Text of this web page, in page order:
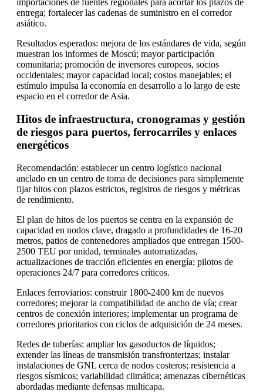
importaciones de fuentes regionales para acortar los plazos de
entrega; fortalecer las cadenas de suministro en el corredor
asiático.
Resultados esperados: mejora de los estándares de vida, según
muestran los informes de Moscú; mayor participación
comunitaria; promoción de inversores europeos, socios
occidentales; mayor capacidad local; costos manejables; el
estímulo impulsa la economía en desarrollo a lo largo de este
espacio en el corredor de Asia.
Hitos de infraestructura, cronogramas y gestión
de riesgos para puertos, ferrocarriles y enlaces
energéticos
Recomendación: establecer un centro logístico nacional
anclado en un centro de toma de decisiones para simplemente
fijar hitos con plazos estrictos, registros de riesgos y métricas
de rendimiento.
El plan de hitos de los puertos se centra en la expansión de
capacidad en nodos clave, dragado a profundidades de 16-20
metros, patios de contenedores ampliados que entregan 1500-
2500 TEU por unidad, terminales automatizadas,
actualizaciones de tracción eficientes en energía; pilotos de
operaciones 24/7 para corredores críticos.
Enlaces ferroviarios: construir 1800-2400 km de nuevos
corredores; mejorar la compatibilidad de ancho de vía; crear
centros de conexión interiores; implementar un programa de
corredores prioritarios con ciclos de adquisición de 24 meses.
Redes de tuberías: ampliar los gasoductos de líquidos;
extender las líneas de transmisión transfronterizas; instalar
instalaciones de GNL cerca de nodos costeros; resistencia a
riesgos sísmicos; variabilidad climática; amenazas cibernéticas
abordadas mediante defensas multicapa.